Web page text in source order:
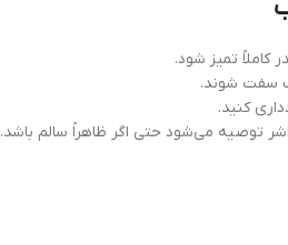
تمیز شود.
سفت شوند.
کنید.
توصیه می‌شود حتی اگر ظاهراً سالم باشد.